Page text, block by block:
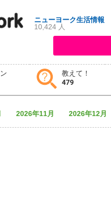
ニューヨーク生活情報
10,424 人
教えて！
479
2026年11月 2026年12月